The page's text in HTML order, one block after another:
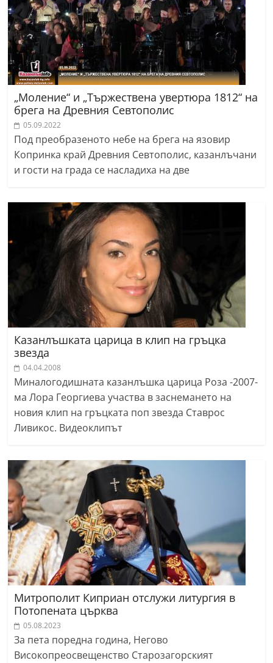
„Моление“ и „Тържествена увертюра 1812“ на
брега на Древния Севтополис
05.09.2022
Под преобразеното небе на брега на язовир
Копринка край Древния Севтополис, казанлъчани
и гости на града се насладиха на две
Казанлъшката царица в клип на гръцка
звезда
04.04.2008
Миналогодишната казанлъшка царица Роза -2007-
ма Лора Георгиева участва в заснемането на
новия клип на гръцката поп звезда Ставрос
Ливикос. Видеоклипът
Митрополит Киприан отслужи литургия в
Потопената църква
05.08.2023
За пета поредна година, Негово
Високопреосвещенство Старозагорският